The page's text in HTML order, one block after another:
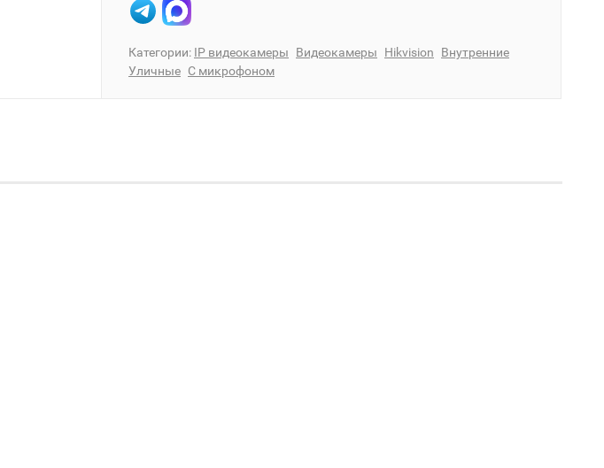
Категории: IP видеокамеры Видеокамеры Hikvision
Внутренние
Уличные С микрофоном